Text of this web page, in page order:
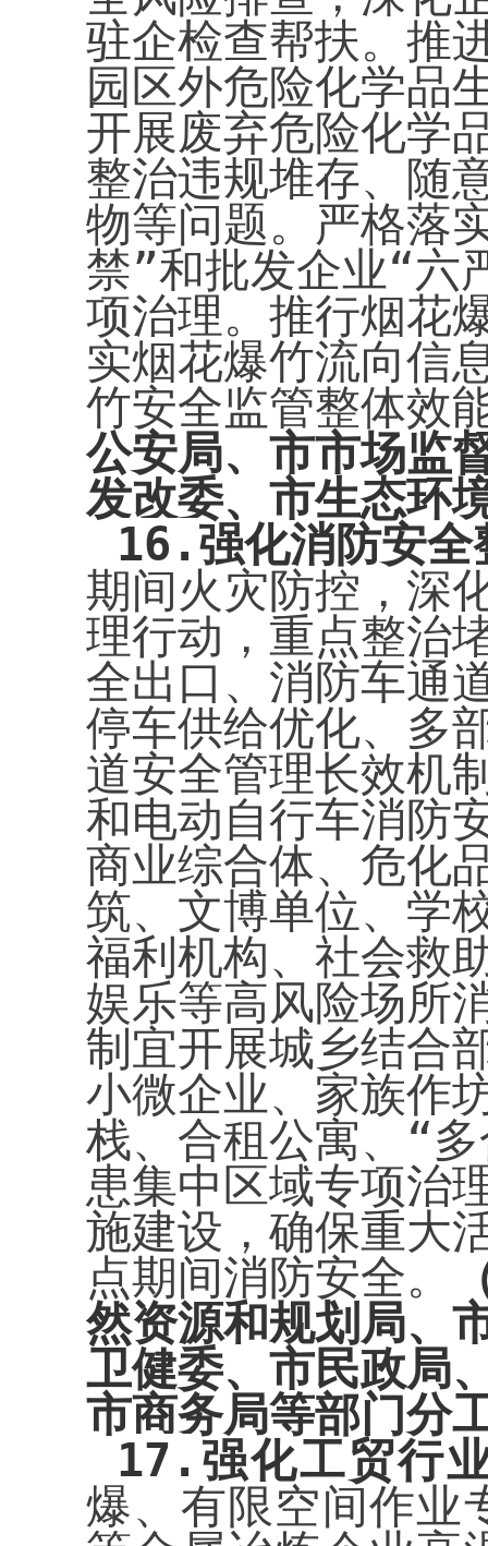
驻企检查帮扶。推
园区外危险化学品
开展废弃危险化学
整治违规堆存、随
物等问题。严格落
禁”和批发企业“六
项治理。推行烟花
实烟花爆竹流向信
竹安全监管整体效
公安局、市市场监
发改委、市生态环
16. 强化消防安全
期间火灾防控，深
理行动，重点整治
全出口、消防车通
停车供给优化、多
道安全管理长效机
和电动自行车消防
商业综合体、危化
筑、文博单位、学
福利机构、社会救
娱乐等高风险场所
制宜开展城乡结合
小微企业、家族作
栈、合租公寓、“
患集中区域专项治
施建设，确保重大
点期间消防安全。
然资源和规划局、
卫健委、市民政局
市商务局等部门分
17. 强化工贸行
爆、有限空间作业